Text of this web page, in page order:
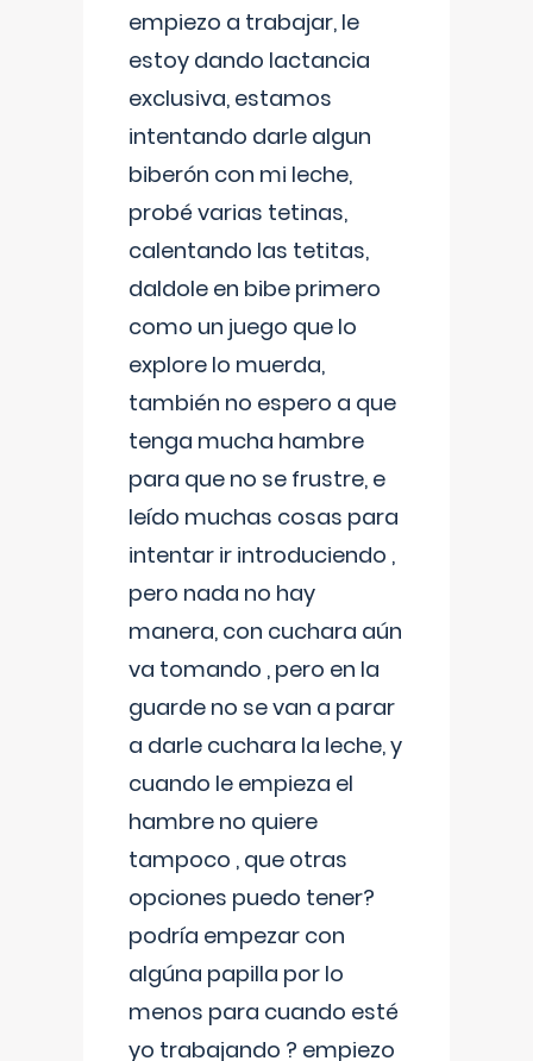
empiezo a trabajar, le
estoy dando lactancia
exclusiva, estamos
intentando darle algun
biberón con mi leche,
probé varias tetinas,
calentando las tetitas,
daldole en bibe primero
como un juego que lo
explore lo muerda,
también no espero a que
tenga mucha hambre
para que no se frustre, e
leído muchas cosas para
intentar ir introduciendo ,
pero nada no hay
manera, con cuchara aún
va tomando , pero en la
guarde no se van a parar
a darle cuchara la leche, y
cuando le empieza el
hambre no quiere
tampoco , que otras
opciones puedo tener?
podría empezar con
algúna papilla por lo
menos para cuando esté
yo trabajando ? empiezo